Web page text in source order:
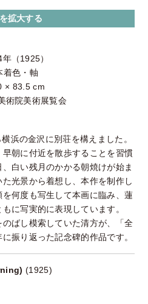
拡大する
（1925）
着色・軸
× 83.5 cm
術院美術展覧会
浜の金沢に別荘を構えました。
朝に付近を散歩することを習慣
白い残月のかかる朝焼けが始ま
光景から着想し、本作を制作し
何度も写生して本画に臨み、蓮
に写実的に表現しています。
ばし模索していた清方が、「全
振り返った記念碑的作品です。
(1925)